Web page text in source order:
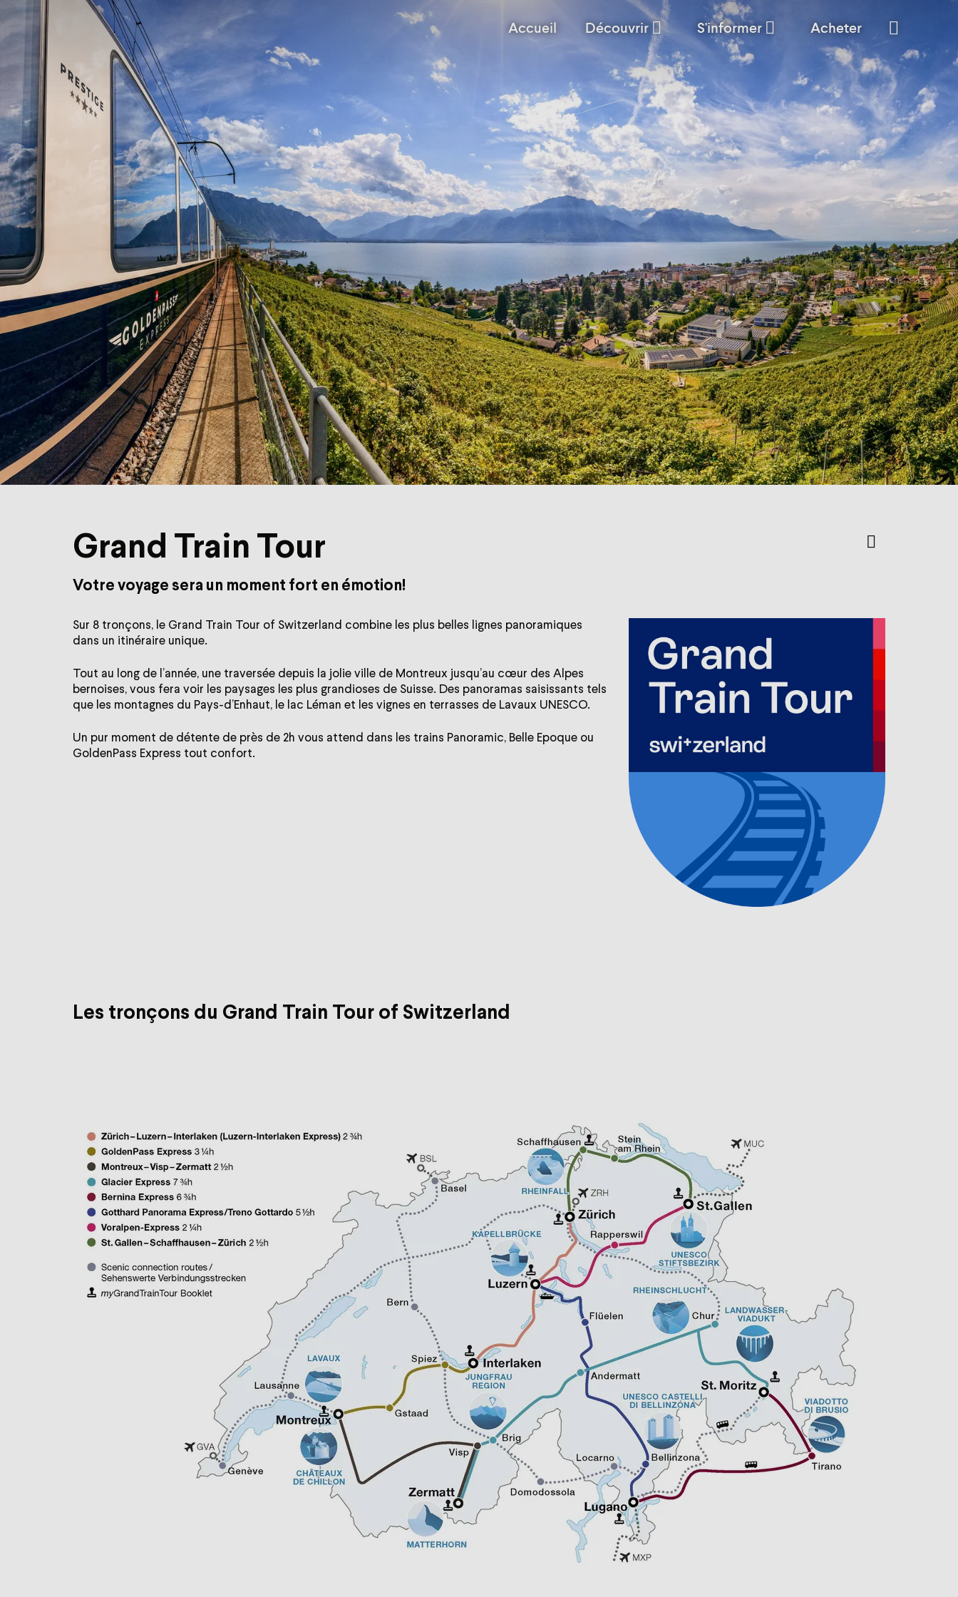
Accueil Découvrir S'informer Acheter
Grand Train Tour
Votre voyage sera un moment fort en émotion!
Sur 8 tronçons, le Grand Train Tour of Switzerland combine les plus belles lignes panoramiques
dans un itinéraire unique.
Tout au long de l’année, une traversée depuis la jolie ville de Montreux jusqu’au cœur des Alpes
bernoises, vous fera voir les paysages les plus grandioses de Suisse. Des panoramas saisissants tels
que les montagnes du Pays-d’Enhaut, le lac Léman et les vignes en terrasses de Lavaux UNESCO.
Un pur moment de détente de près de 2h vous attend dans les trains Panoramic, Belle Epoque ou
GoldenPass Express tout confort.
Les tronçons du Grand Train Tour of Switzerland